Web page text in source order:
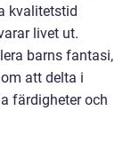
kvalitetstid
livet ut.
barns fantasi,
att delta i
färdigheter och